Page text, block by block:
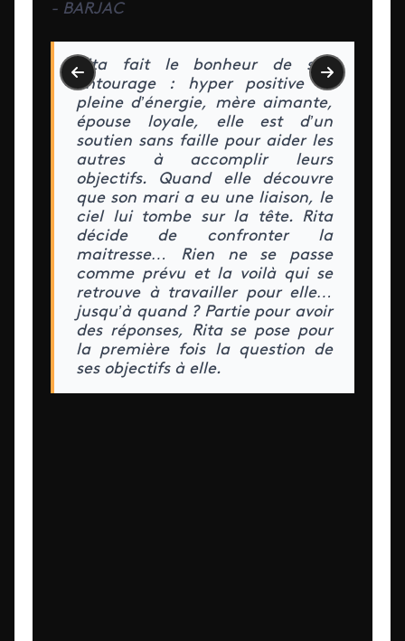
- BARJAC
Rita fait le bonheur de son
entourage : hyper positive et
pleine d’énergie, mère aimante,
épouse loyale, elle est d’un
soutien sans faille pour aider les
autres à accomplir leurs
objectifs. Quand elle découvre
que son mari a eu une liaison, le
ciel lui tombe sur la tête. Rita
décide de confronter la
maitresse… Rien ne se passe
comme prévu et la voilà qui se
retrouve à travailler pour elle…
jusqu’à quand ? Partie pour avoir
des réponses, Rita se pose pour
la première fois la question de
ses objectifs à elle.